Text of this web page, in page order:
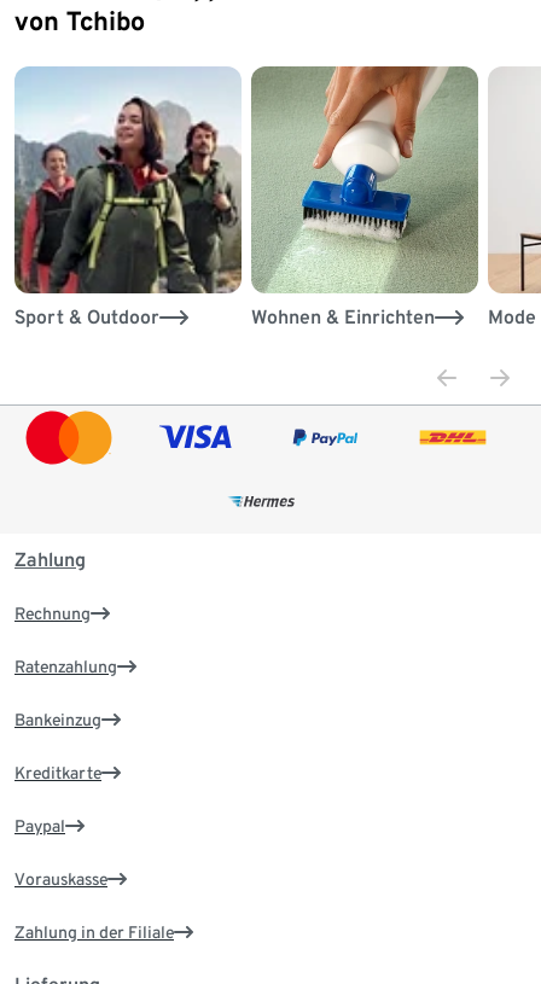
von Tchibo
Sport & Outdoor Wohnen & Einrichten
Zahlung
Rechnung
Ratenzahlung
Bankeinzug
Kreditkarte
Paypal
Vorauskasse
Zahlung in der Filiale